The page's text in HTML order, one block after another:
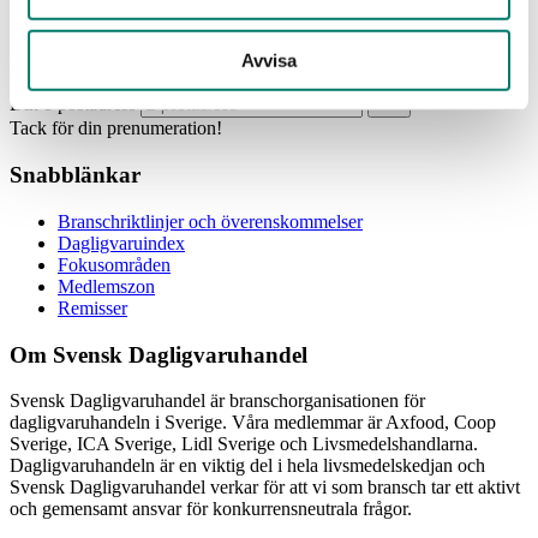
Avvisa
Din e-postadress
Tack för din prenumeration!
Snabblänkar
Branschriktlinjer och överenskommelser
Dagligvaruindex
Fokusområden
Medlemszon
Remisser
Om Svensk Dagligvaruhandel
Svensk Dagligvaruhandel är branschorganisationen för
dagligvaruhandeln i Sverige. Våra medlemmar är Axfood, Coop
Sverige, ICA Sverige, Lidl Sverige och Livsmedelshandlarna.
Dagligvaruhandeln är en viktig del i hela livsmedelskedjan och
Svensk Dagligvaruhandel verkar för att vi som bransch tar ett aktivt
och gemensamt ansvar för konkurrensneutrala frågor.